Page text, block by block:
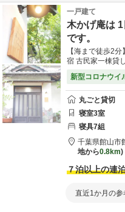
一戸建て
木かげ庵は
です。
【海まで徒歩2
宿 古民家一棟貸
新型コロナウイ
丸ごと貸切
寝室3室
寝具7組
千葉県館山市
地から0.8km
７泊以上の連
直近1か月の参